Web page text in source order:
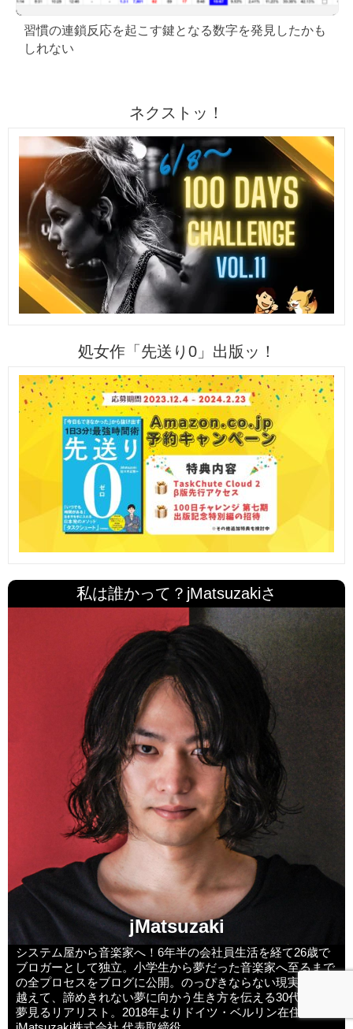
習慣の連鎖反応を起こす鍵となる数字を発見したかも
しれない
ネクストッ！
処女作「先送り0」出版ッ！
私は誰かって？jMatsuzakiさ
jMatsuzaki
システム屋から音楽家へ！6年半の会社員生活を経て26歳で
ブロガーとして独立。小学生から夢だった音楽家へ至るまで
の全プロセスをブログに公開。のっぴきならない現実を乗り
越えて、諦めきれない夢に向かう生き方を伝える30代前半の
夢見るリアリスト。2018年よりドイツ・ベルリン在住。